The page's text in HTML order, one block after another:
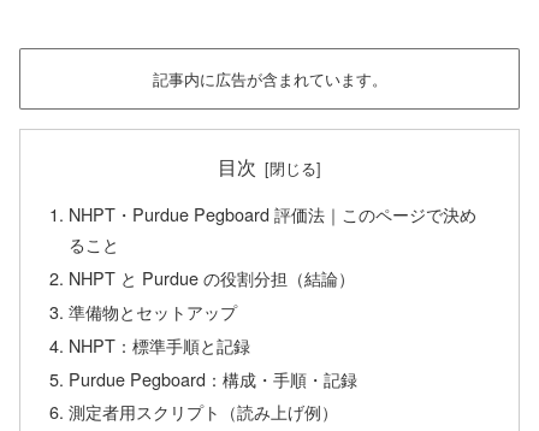
記事内に広告が含まれています。
目次
NHPT・Purdue Pegboard 評価法｜このページで決め
ること
NHPT と Purdue の役割分担（結論）
準備物とセットアップ
NHPT：標準手順と記録
Purdue Pegboard：構成・手順・記録
測定者用スクリプト（読み上げ例）